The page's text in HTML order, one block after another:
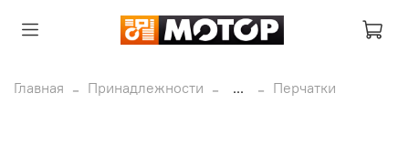
Главная Принадлежности ... Перчатки